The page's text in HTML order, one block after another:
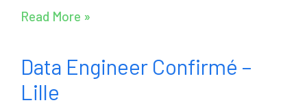
Read More »
Data Engineer Confirmé –
Lille